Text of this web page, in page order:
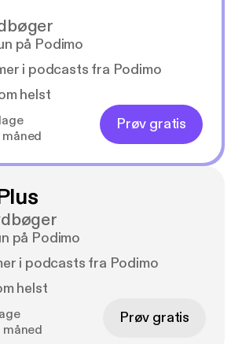
på Podimo
i podcasts fra Podimo
helst
Prøv gratis
på Podimo
i podcasts fra Podimo
helst
Prøv gratis